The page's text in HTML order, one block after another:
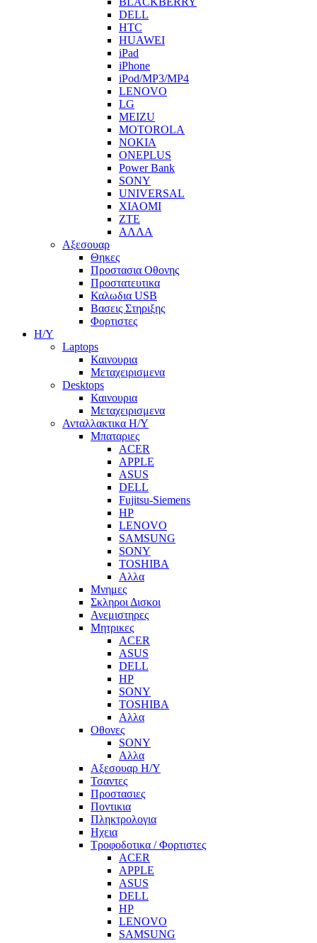
DELL
HTC
HUAWEI
iPad
iPhone
iPod/MP3/MP4
LENOVO
LG
MEIZU
MOTOROLA
NOKIA
ONEPLUS
Power Bank
SONY
UNIVERSAL
XIAOMI
ZTE
ΑΛΛΑ
Αξεσουαρ
Θηκες
Προστασια Οθονης
Προστατευτικα
Καλωδια USB
Βασεις Στηριξης
Φορτιστες
Η/Υ
Laptops
Καινουρια
Μεταχειρισμενα
Desktops
Καινουρια
Μεταχειρισμενα
Ανταλλακτικα H/Y
Μπαταριες
ACER
APPLE
ASUS
DELL
Fujitsu-Siemens
HP
LENOVO
SAMSUNG
SONY
TOSHIBA
Αλλα
Μνημες
Σκληροι Δισκοι
Ανεμιστηρες
Μητρικες
ACER
ASUS
DELL
HP
SONY
TOSHIBA
Αλλα
Οθονες
SONY
Αλλα
Αξεσουαρ Η/Υ
Τσαντες
Προστασιες
Ποντικια
Πληκτρολογια
Ηχεια
Τροφοδοτικα / Φορτιστες
ACER
APPLE
ASUS
DELL
HP
LENOVO
SAMSUNG